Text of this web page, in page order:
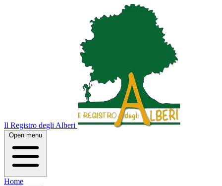
Il Registro degli Alberi
Open menu
Home